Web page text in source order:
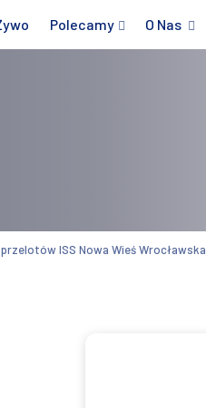
Polecamy O Nas
ISS Nowa Wieś Wrocławska